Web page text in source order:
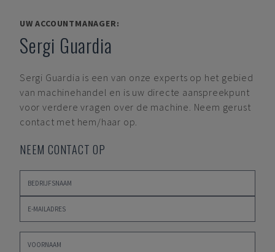
UW ACCOUNTMANAGER:
Sergi Guardia
Sergi Guardia is een van onze experts op het gebied
van machinehandel en is uw directe aanspreekpunt
voor verdere vragen over de machine. Neem gerust
contact met hem/haar op.
NEEM CONTACT OP